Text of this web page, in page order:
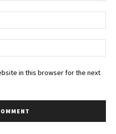
in this browser for the next